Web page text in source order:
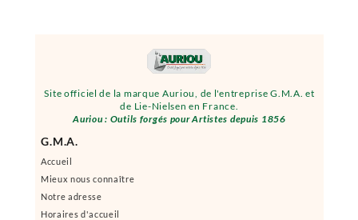
Site officiel de la marque Auriou, de l'entreprise G.M.A. et
de Lie-Nielsen en France.
Auriou : Outils forgés pour Artistes depuis 1856
G.M.A.
Accueil
Mieux nous connaître
Notre adresse
Horaires d'accueil